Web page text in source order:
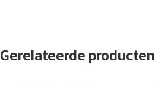
Gerelateerde producten